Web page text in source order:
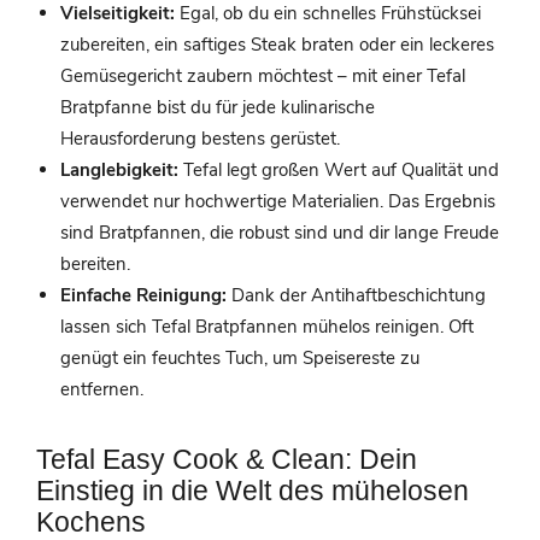
Vielseitigkeit: Egal, ob du ein schnelles Frühstücksei
zubereiten, ein saftiges Steak braten oder ein leckeres
Gemüsegericht zaubern möchtest – mit einer Tefal
Bratpfanne bist du für jede kulinarische
Herausforderung bestens gerüstet.
Langlebigkeit: Tefal legt großen Wert auf Qualität und
verwendet nur hochwertige Materialien. Das Ergebnis
sind Bratpfannen, die robust sind und dir lange Freude
bereiten.
Einfache Reinigung: Dank der Antihaftbeschichtung
lassen sich Tefal Bratpfannen mühelos reinigen. Oft
genügt ein feuchtes Tuch, um Speisereste zu
entfernen.
Tefal Easy Cook & Clean: Dein
Einstieg in die Welt des mühelosen
Kochens